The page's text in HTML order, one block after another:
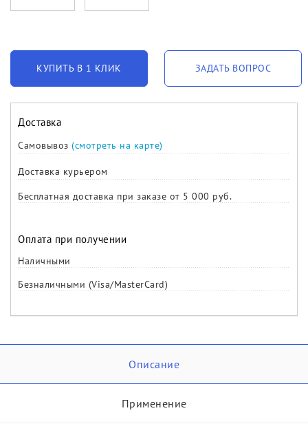
КУПИТЬ В 1 КЛИК ЗАДАТЬ ВОПРОС
Доставка
Самовывоз (смотреть на карте)
Доставка курьером
Бесплатная доставка при заказе от 5 000 руб.
Оплата при получении
Наличными
Безналичными (Visa/MasterCard)
Описание
Применение